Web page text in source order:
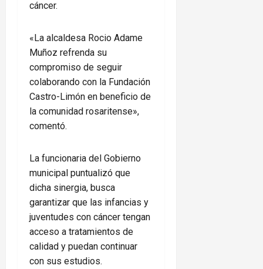
cáncer.
«La alcaldesa Rocio Adame
Muñoz refrenda su
compromiso de seguir
colaborando con la Fundación
Castro-Limón en beneficio de
la comunidad rosaritense»,
comentó.
La funcionaria del Gobierno
municipal puntualizó que
dicha sinergia, busca
garantizar que las infancias y
juventudes con cáncer tengan
acceso a tratamientos de
calidad y puedan continuar
con sus estudios.